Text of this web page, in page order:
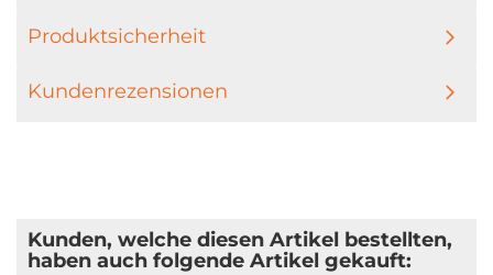
Produktsicherheit
Kundenrezensionen
Kunden, welche diesen Artikel bestellten,
haben auch folgende Artikel gekauft: